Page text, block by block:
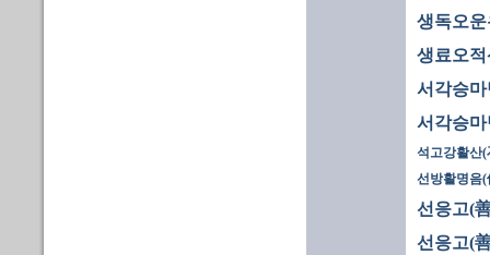
생독오
생료오
서각승
서각승
석고강활산
선방활명음
선응고(
선응고(